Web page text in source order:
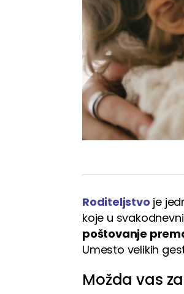
Roditeljstvo je
koje u
poštovanje
Umesto velikih
Možda vas